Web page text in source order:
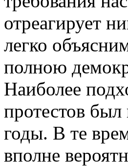
отреагирует
легко
полною
Наиболее
протестов
годы. В те
вполне